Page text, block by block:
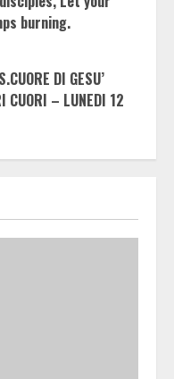
burning.
DI GESU’
CUORI – LUNEDI 12